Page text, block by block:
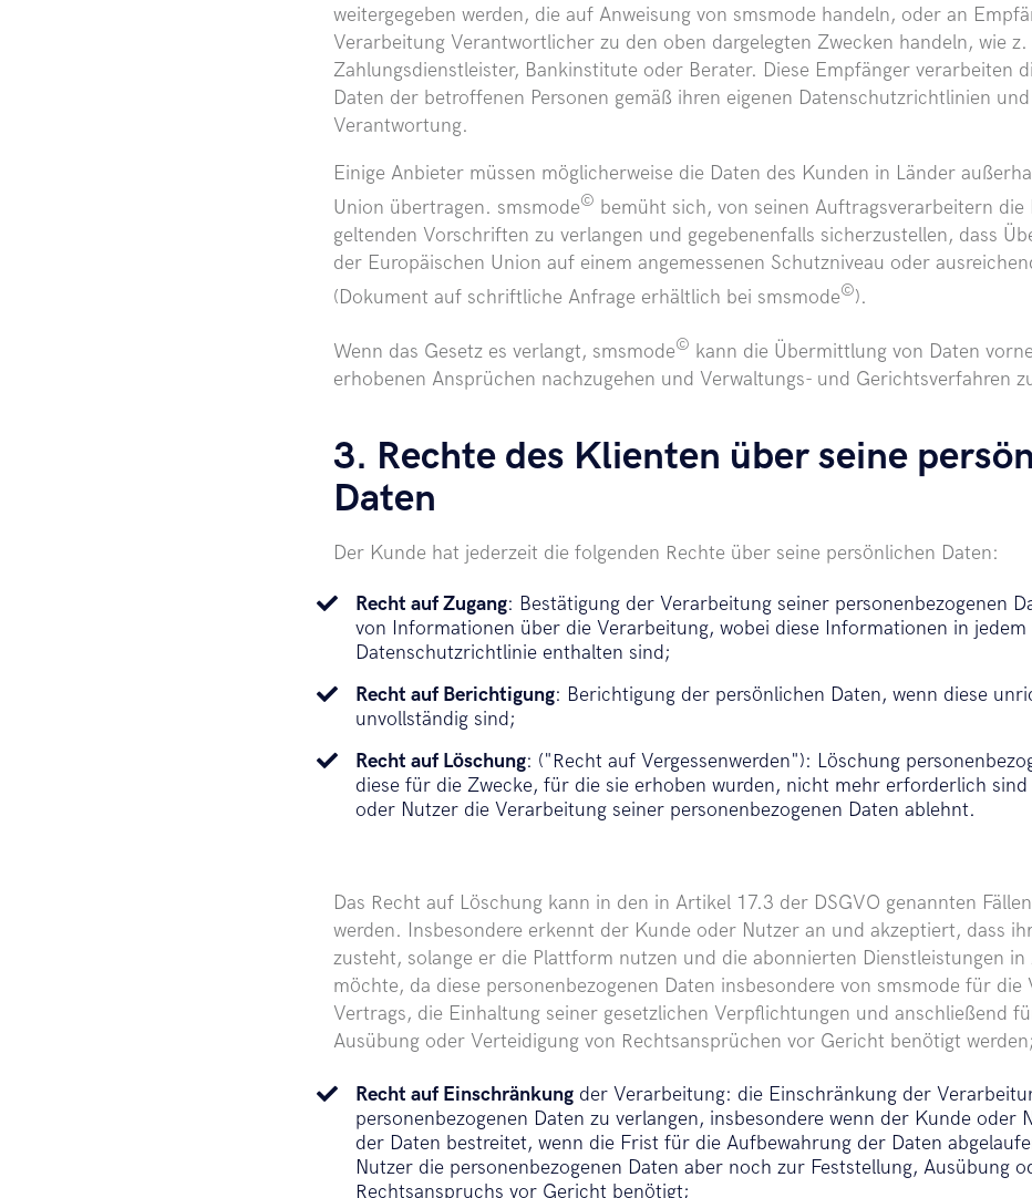
weitergegeben werden, die auf Anweisung von smsmode handeln, oder an
Verarbeitung Verantwortlicher zu den oben dargelegten Zwecken handeln, wie z.
Zahlungsdienstleister, Bankinstitute oder Berater. Diese Empfänger verarbeiten
Daten der betroffenen Personen gemäß ihren eigenen Datenschutzrichtlinien
Verantwortung.
Einige Anbieter müssen möglicherweise die Daten des Kunden in Länder
Union übertragen. smsmode© bemüht sich, von seinen Auftragsverarbeitern die
geltenden Vorschriften zu verlangen und gegebenenfalls sicherzustellen, dass
der Europäischen Union auf einem angemessenen Schutzniveau oder
(Dokument auf schriftliche Anfrage erhältlich bei smsmode©).
Wenn das Gesetz es verlangt, smsmode© kann die Übermittlung von Daten
erhobenen Ansprüchen nachzugehen und Verwaltungs- und Gerichtsverfahren
3. Rechte des Klienten über seine
Daten
Der Kunde hat jederzeit die folgenden Rechte über seine persönlichen Daten:
Recht auf Zugang: Bestätigung der Verarbeitung seiner personenbezogenen
von Informationen über die Verarbeitung, wobei diese Informationen in jedem
Datenschutzrichtlinie enthalten sind;
Recht auf Berichtigung: Berichtigung der persönlichen Daten, wenn diese
unvollständig sind;
Recht auf Löschung: ("Recht auf Vergessenwerden"): Löschung
diese für die Zwecke, für die sie erhoben wurden, nicht mehr erforderlich
oder Nutzer die Verarbeitung seiner personenbezogenen Daten ablehnt.
Das Recht auf Löschung kann in den in Artikel 17.3 der DSGVO genannten
werden. Insbesondere erkennt der Kunde oder Nutzer an und akzeptiert, dass
zusteht, solange er die Plattform nutzen und die abonnierten Dienstleistungen
möchte, da diese personenbezogenen Daten insbesondere von smsmode für die
Vertrags, die Einhaltung seiner gesetzlichen Verpflichtungen und anschließend
Ausübung oder Verteidigung von Rechtsansprüchen vor Gericht benötigt werden;
Recht auf Einschränkungder Verarbeitung: die Einschränkung der
personenbezogenen Daten zu verlangen, insbesondere wenn der Kunde oder
der Daten bestreitet, wenn die Frist für die Aufbewahrung der Daten
Nutzer die personenbezogenen Daten aber noch zur Feststellung, Ausübung
Rechtsanspruchs vor Gericht benötigt;